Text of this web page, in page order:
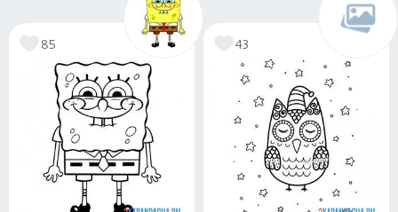
85 43